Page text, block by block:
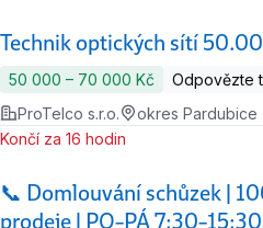
Technik optických sítí
50 000 ‍–‍ 70 000 Kč
Odpovězte
ProTelco s.r.o.
okres Pardubice
📞 Domlouvání schůzek |
prodeje | PO–PÁ
Končí za 16 hodin